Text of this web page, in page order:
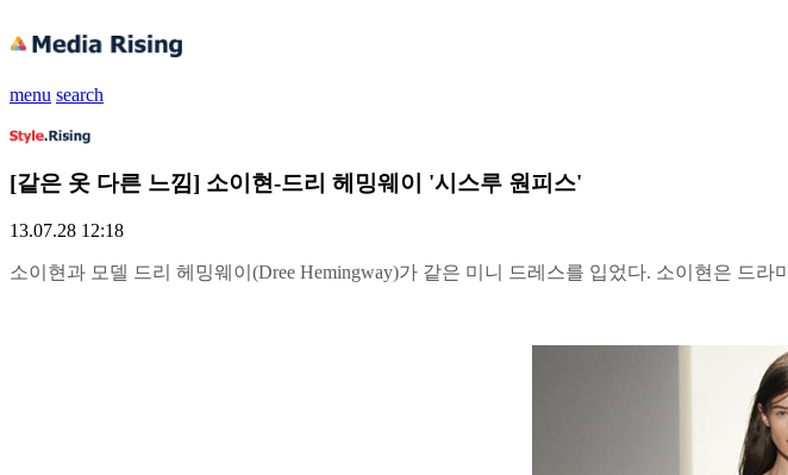
menu search
[같은 옷 다른 느낌] 소이현-드리 헤밍웨이 '시스루 원피스'
13.07.28 12:18
소이현과 모델 드리 헤밍웨이(Dree Hemingway)가 같은 미니 드레스를 입었다. 소이현은 드